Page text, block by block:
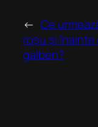
← Ce
roșu și înainte
galben?